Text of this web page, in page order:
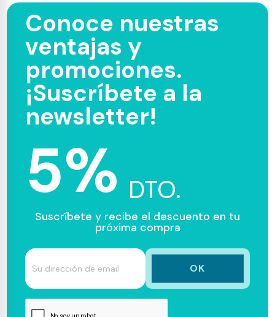
Conoce nuestras
ventajas y
promociones.
¡Suscríbete a la
newsletter!
5% DTO.
Suscríbete y recibe el descuento en tu
próxima compra